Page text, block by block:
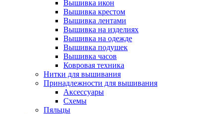
Вышивка икон
Вышивка крестом
Вышивка лентами
Вышивка на изделиях
Вышивка на одежде
Вышивка подушек
Вышивка часов
Ковровая техника
Нитки для вышивания
Принадлежности для вышивания
Аксессуары
Схемы
Пяльцы